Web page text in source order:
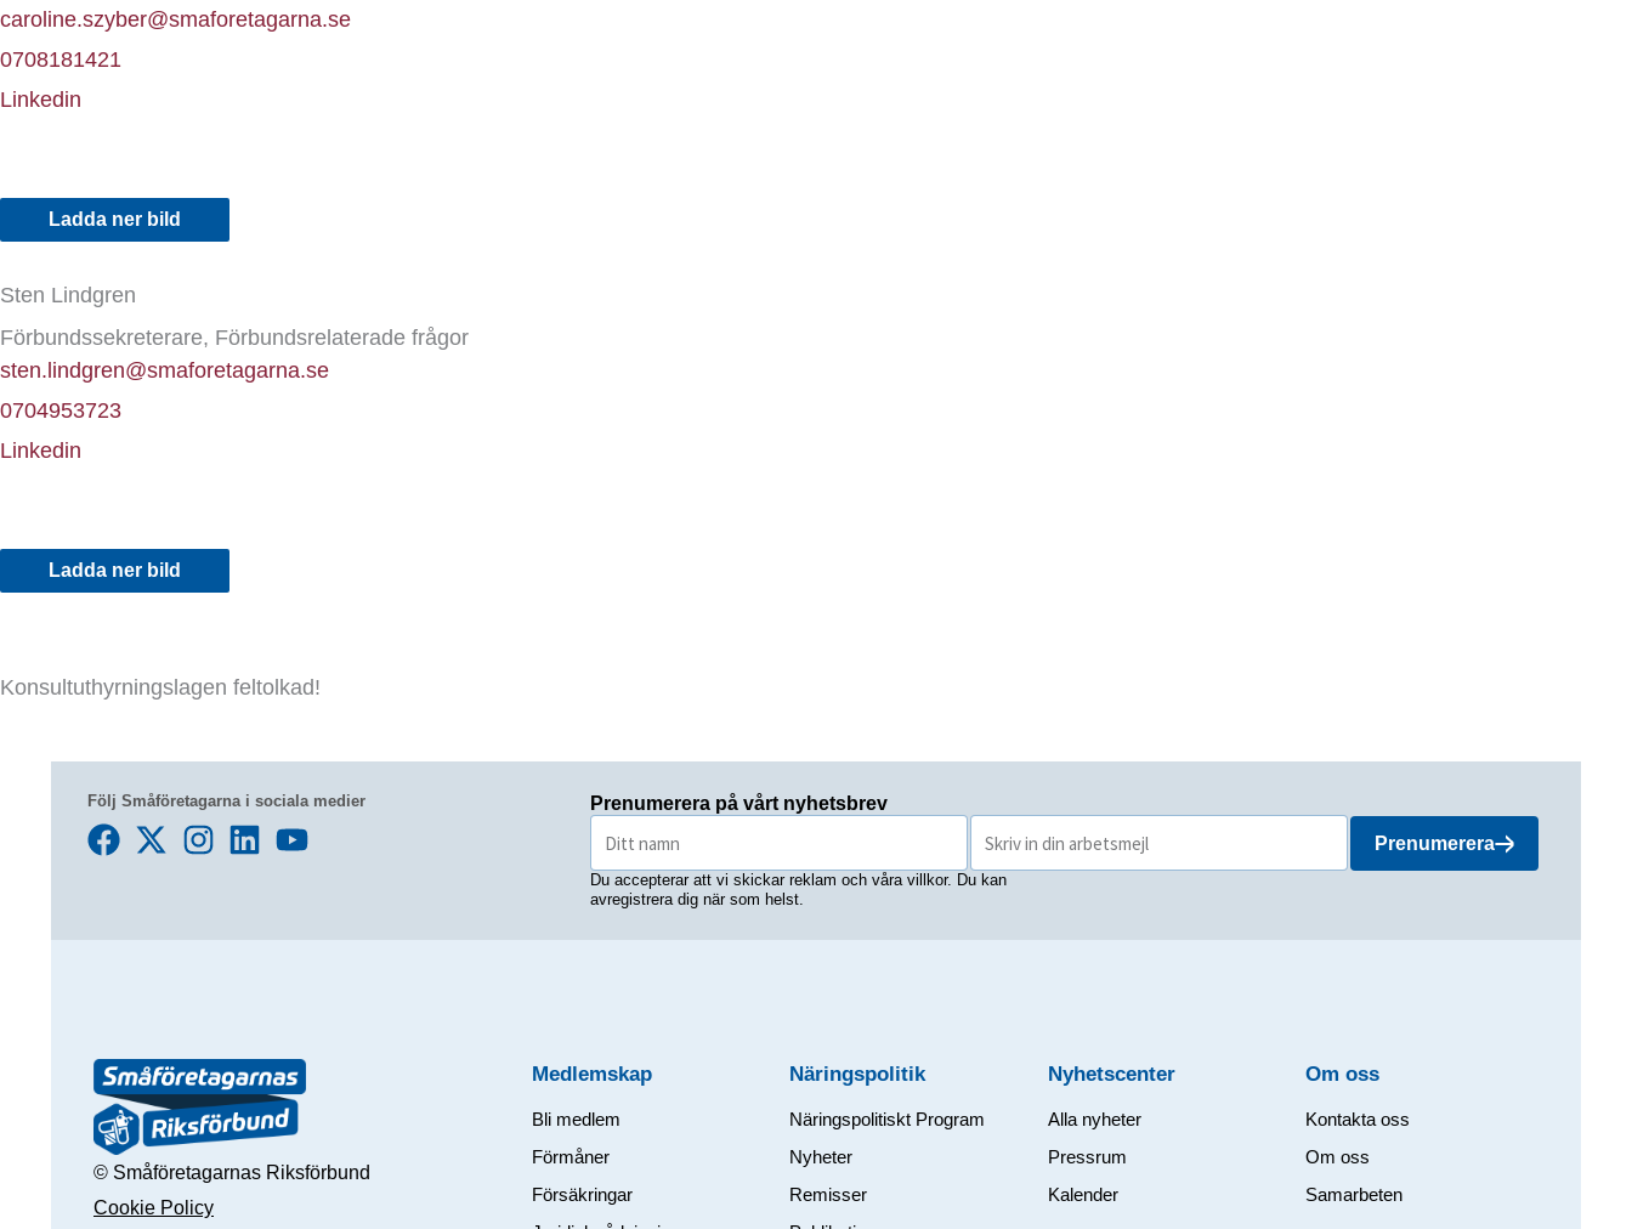
caroline.szyber@smaforetagarna.se
0708181421
Linkedin
Ladda ner bild
Sten Lindgren
Förbundssekreterare, Förbundsrelaterade frågor
sten.lindgren@smaforetagarna.se
0704953723
Linkedin
Ladda ner bild
Konsultuthyrningslagen feltolkad!
Följ Småföretagarna i sociala medier
Prenumerera på vårt nyhetsbrev
Prenumerera
Du accepterar att vi skickar reklam och våra villkor. Du kan
avregistrera dig när som helst.
© Småföretagarnas Riksförbund
Cookie Policy
Medlemskap
Bli medlem
Förmåner
Försäkringar
Näringspolitik
Näringspolitiskt Program
Nyheter
Remisser
Nyhetscenter
Alla nyheter
Pressrum
Kalender
Om oss​
Kontakta oss
Om oss
Samarbeten